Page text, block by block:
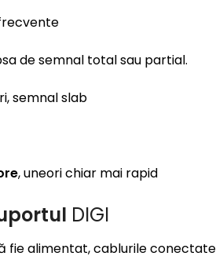
de semnal total sau partial.
semnal slab
, uneori chiar mai rapid
DIGI
fie alimentat, cablurile conectate